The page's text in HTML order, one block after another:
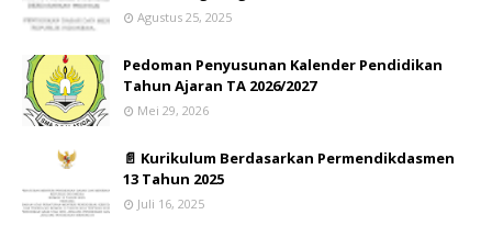
Agustus 25, 2025
Pedoman Penyusunan Kalender Pendidikan
Tahun Ajaran TA 2026/2027
Mei 29, 2026
📄 Kurikulum Berdasarkan Permendikdasmen
13 Tahun 2025
Juli 16, 2025